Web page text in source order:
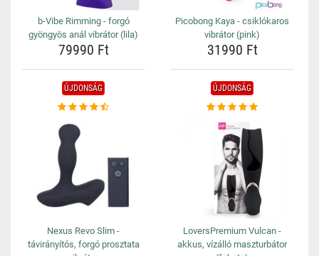
b-Vibe Rimming - forgó
gyöngyös anál vibrátor (lila)
79990 Ft
Picobong Kaya - csiklókaros
vibrátor (pink)
31990 Ft
ÚJDONSÁG
Nexus Revo Slim -
távirányítós, forgó prosztata
ÚJDONSÁG
LoversPremium Vulcan -
akkus, vízálló maszturbátor